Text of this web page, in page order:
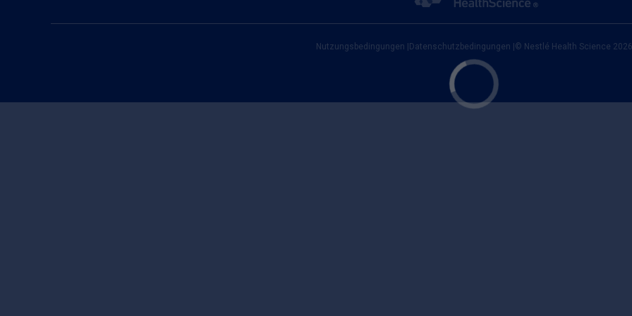
Nutzungsbedingungen Datenschutzbedingungen © Nestlé Health Science 2026